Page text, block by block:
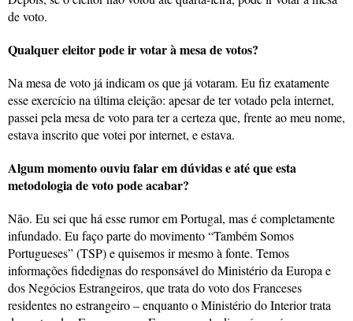
de voto.
Qualquer eleitor pode ir votar à mesa de votos?
Na mesa de voto já indicam os que já votaram. Eu fiz exatamente
esse exercício na última eleição: apesar de ter votado pela internet,
passei pela mesa de voto para ter a certeza que, frente ao meu nome,
estava inscrito que votei por internet, e estava.
Algum momento ouviu falar em dúvidas e até que esta
metodologia de voto pode acabar?
Não. Eu sei que há esse rumor em Portugal, mas é completamente
infundado. Eu faço parte do movimento “Também Somos
Portugueses” (TSP) e quisemos ir mesmo à fonte. Temos
informações fidedignas do responsável do Ministério da Europa e
dos Negócios Estrangeiros, que trata do voto dos Franceses
residentes no estrangeiro – enquanto o Ministério do Interior trata